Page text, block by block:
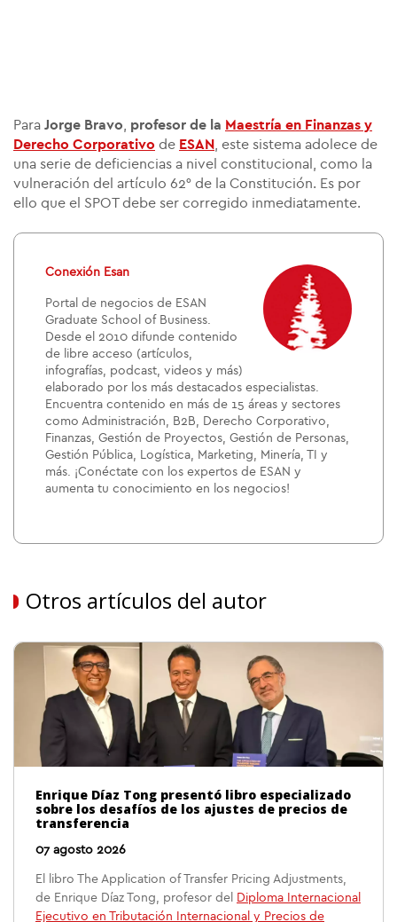
Para Jorge Bravo profesor de la Maestría en Finanzas y
Derecho Corporativo de ESAN
, este sistema adolece de
una serie de deficiencias a nivel constitucional, como la
vulneración del artículo 62° de la Constitución. Es por
ello que el SPOT debe ser corregido inmediatamente.
Conexión Esan
Portal de negocios de ESAN
Graduate School of Business.
Desde el 2010 difunde contenido
de libre acceso (artículos,
infografías, podcast, videos y más)
elaborado por los más destacados especialistas.
Encuentra contenido en más de 15 áreas y sectores
como Administración, B2B, Derecho Corporativo,
Finanzas, Gestión de Proyectos, Gestión de Personas,
Gestión Pública, Logística, Marketing, Minería, TI y
más. ¡Conéctate con los expertos de ESAN y
aumenta tu conocimiento en los negocios!
Otros artículos del autor
Enrique Díaz Tong presentó libro especializado
sobre los desafíos de los ajustes de precios de
transferencia
07 agosto 2026
El libro The Application of Transfer Pricing Adjustments,
de Enrique Díaz Tong, profesor del
Diploma Internacional
Ejecutivo en Tributación Internacional y Precios de